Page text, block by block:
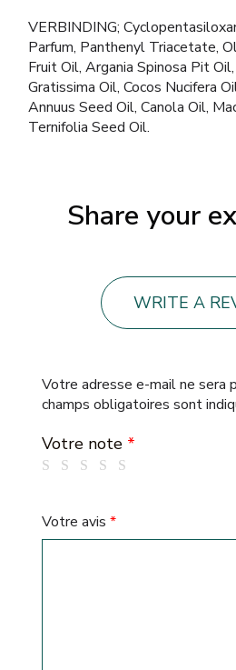
VERBINDING;
Parfum, Panthenyl Triacetate,
Fruit Oil, Argania Spinosa Pit
Gratissima Oil, Cocos Nucifera
Annuus Seed Oil, Canola Oil,
Ternifolia Seed Oil.
Share your
WRITE A
Votre adresse e-mail ne sera
champs obligatoires sont
Votre note *
Votre avis *